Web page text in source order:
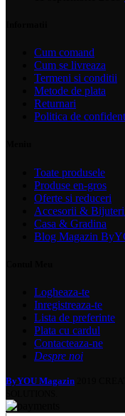
Cum comand
Cum se livreaza
Termeni si conditii
Metode de plata
Returnari
Politica de
Toate produsele
Produse en-gros
Oferte si reduceri
Accesorii &
Casa & Gradina
Blog Magazin
Logheaza-te
Inregistreaza-te
Lista de preferinte
Plata cu cardul
Contacteaza-ne
Despre noi
ByYOU Magazin